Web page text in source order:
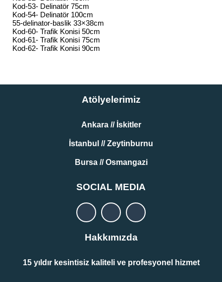
Kod-53- Delinatör 75cm
Kod-54- Delinatör 100cm
55-delinator-baslik 33×38cm
Kod-60- Trafik Konisi 50cm
Kod-61- Trafik Konisi 75cm
Kod-62- Trafik Konisi 90cm
Atölyelerimiz
Ankara // İskitler
İstanbul // Zeytinburnu
Bursa // Osmangazi
SOCIAL MEDIA
Hakkımızda
15 yıldır kesintisiz kaliteli ve profesyonel hizmet